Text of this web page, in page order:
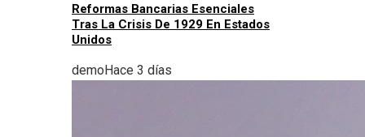
Reformas Bancarias Esenciales
Tras La Crisis De 1929 En Estados
Unidos
demoHace 3 días